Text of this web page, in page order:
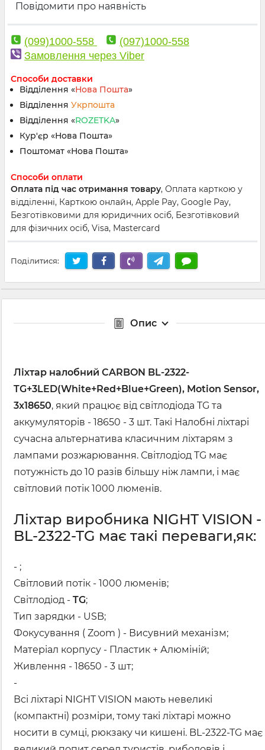
Повідомити про наявність
(099)1000-558
(097)1000-558
Замовлення через Viber
Способи доставки
Відділення «Нова Пошта»
Відділення Укрпошта
Відділення «ROZETKA»
Кур'єр «Нова Пошта»
Поштомат «Нова Пошта»
Способи оплати
Оплата під час отримання товару, Оплата карткою у
відділенні, Карткою онлайн, Apple Pay, Google Pay,
Безготівковими для юридичних осіб, Безготівковий
для фізичних осіб, Visa, Mastercard
Поділитися:
Опис
Ліхтар налобний CARBON BL-2322-
TG+3LED(White+Red+Blue+Green), Motion Sensor,
3x18650, який працює від світлодіода TG та
аккумуляторів - 18650 - 3 шт. Такі Налобні ліхтарі
сучасна альтернатива класичним ліхтарям з
лампами розжарювання. Світлодіод TG має
потужність до 10 разів більшу ніж лампи, і має
світловий потік 1000 люменів.
Ліхтар виробника NIGHT VISION -
BL-2322-TG має такі переваги,як:
- ;
Світловий потік - 1000 люменів;
Світлодіод - TG;
Тип зарядки - USB;
Фокусування ( Zoom ) - Висувний механізм;
Матеріал корпусу - Пластик + Алюміній;
Живлення - 18650 - 3 шт;
-
Всі ліхтарі NIGHT VISION мають невеликі
(компактні) розміри, тому такі ліхтарі можно
носити в сумці, рюкзаку чи кишені. BL-2322-TG має